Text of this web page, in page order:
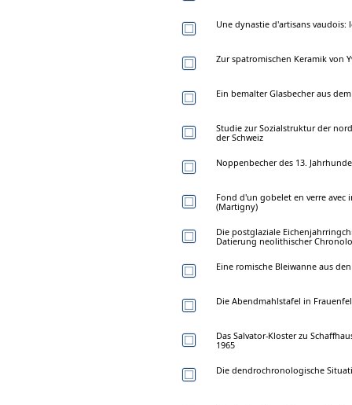
Une dynastie d'artisans vaudois:
Zur spatromischen Keramik von
Ein bemalter Glasbecher aus
Studie zur Sozialstruktur der
der Schweiz
Noppenbecher des 13.
Fond d'un gobelet en verre
(Martigny)
Die postglaziale
Datierung neolithischer
Eine romische Bleiwanne aus
Die Abendmahlstafel in
Das Salvator-Kloster zu
1965
Die dendrochronologische